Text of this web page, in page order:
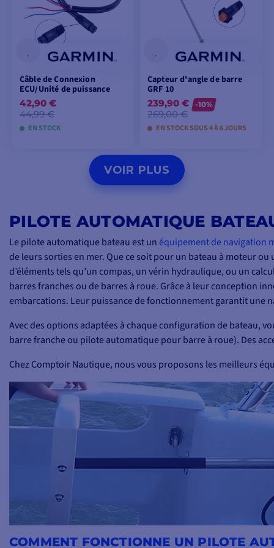
Câble de Connexion
ECU/Unité de puissance
42,90 €
44,99 €
EN STOCK
AJOUTER AU
Capteur d'angle de barre
GRF 10
239,90 €
269,00 €
-10%
EN STOCK SOUS 4 À 6 JOURS
AJOUTER AU
VOIR PLUS
PILOTE AUTOMATIQUE
Le pilote automatique bateau est un équipement de navigation
de leurs sorties en mer. Que ce soit pour un bateau à moteur
d’éléments tels qu’un compas, un vérin hydraulique, ou un
barres franches ou de barres à roue. Grâce à leur conception
embarcations. Leur puissance de fonctionnement garantit une
Avec des options adaptées à chaque configuration de bateau,
barre franche ou pilote automatique pour barre à roue). Des
Chez Comptoir Nautique, nous vous proposons les meilleurs
COMMENT FONCTIONNE UN PILOTE